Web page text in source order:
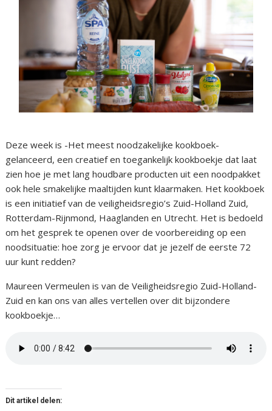
Deze week is -Het meest noodzakelijke kookboek-
gelanceerd, een creatief en toegankelijk kookboekje dat laat
zien hoe je met lang houdbare producten uit een noodpakket
ook hele smakelijke maaltijden kunt klaarmaken. Het kookboek
is een initiatief van de veiligheidsregio’s Zuid-Holland Zuid,
Rotterdam-Rijnmond, Haaglanden en Utrecht. Het is bedoeld
om het gesprek te openen over de voorbereiding op een
noodsituatie: hoe zorg je ervoor dat je jezelf de eerste 72
uur kunt redden?
Maureen Vermeulen is van de Veiligheidsregio Zuid-Holland-
Zuid en kan ons van alles vertellen over dit bijzondere
kookboekje…
Dit artikel delen: